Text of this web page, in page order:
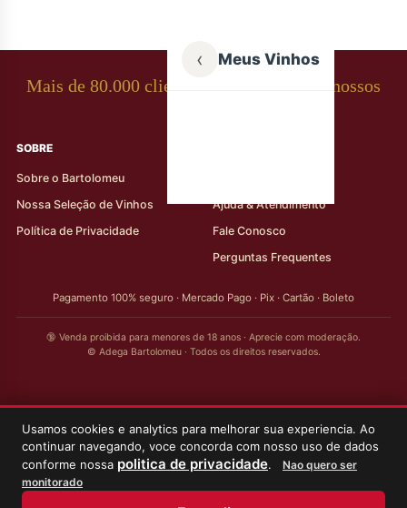
Usamos cookies e analytics para melhorar sua experiencia. Ao
continuar navegando, voce concorda com nosso uso de dados
conforme nossa politica de privacidade.
Nao quero ser
monitorado
‹ Meus Vinhos
Mais de 80.000 clientes apaixonados por nossos
SOBRE
Sobre o Bartolomeu
Nossa Seleção de Vinhos
Política de Privacidade
Ajuda & Atendimento
Fale Conosco
Perguntas Frequentes
Pagamento 100% seguro · Mercado Pago · Pix · Cartão · Boleto
🔞 Venda proibida para menores de 18 anos · Aprecie com moderação.
© Adega Bartolomeu · Todos os direitos reservados.